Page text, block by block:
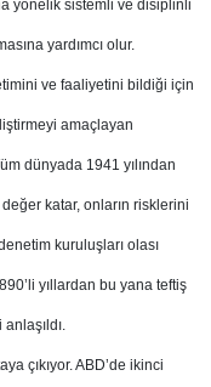
yönelik sistemli ve disiplinli
yardımcı olur.
ve faaliyetini bildiği için
amaçlayan
dünyada 1941 yılından
katar, onların risklerini
kuruluşları olası
yıllardan bu yana teftiş
çıkıyor. ABD’de ikinci